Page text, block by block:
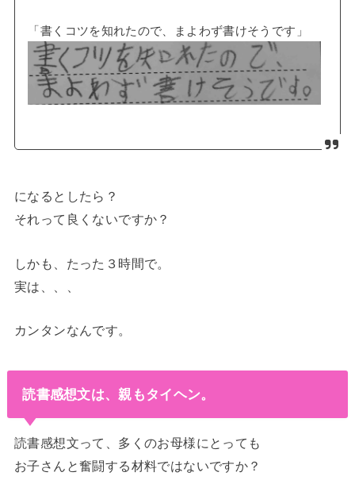
「書くコツを知れたので、まよわず書けそうです」
になるとしたら？
それって良くないですか？
しかも、たった３時間で。
実は、、、
カンタンなんです。
読書感想文は、親もタイヘン。
読書感想文って、多くのお母様にとっても
お子さんと奮闘する材料ではないですか？